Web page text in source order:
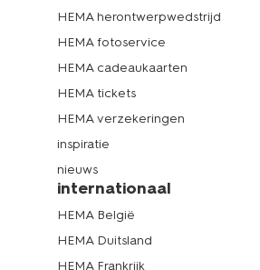
HEMA herontwerpwedstrijd
HEMA fotoservice
HEMA cadeaukaarten
HEMA tickets
HEMA verzekeringen
inspiratie
nieuws
internationaal
HEMA België
HEMA Duitsland
HEMA Frankrijk